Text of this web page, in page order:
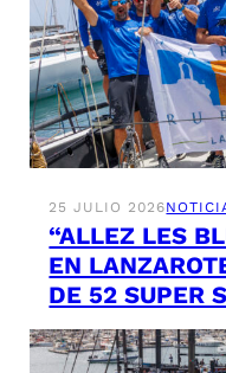
25 JULIO 2026
“ALLEZ LES
EN
DE 52 SUPER